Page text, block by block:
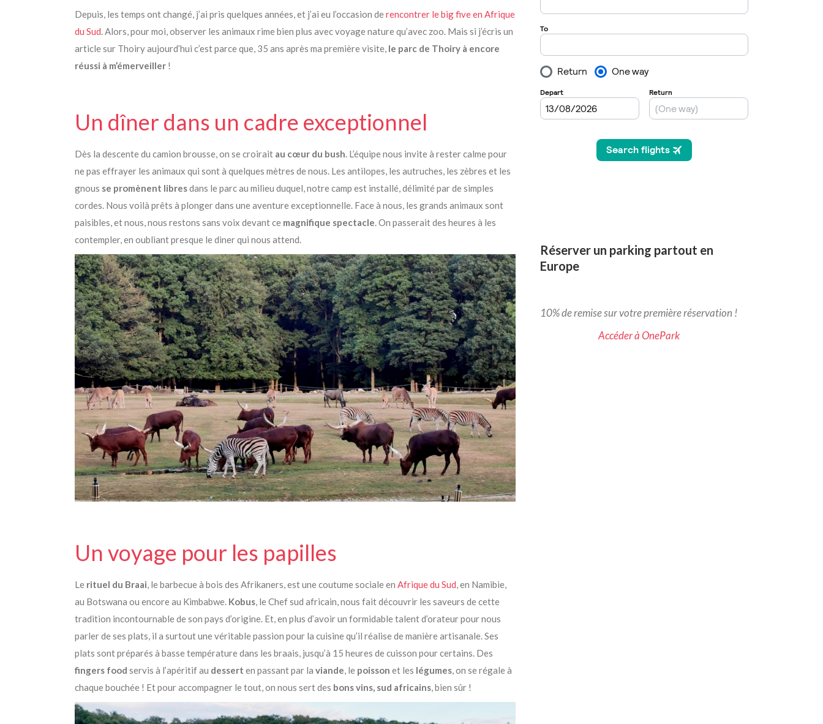
Depuis, les temps ont changé, j’ai pris quelques années, et j’ai eu l’occasion derencontrer le big five en Afrique
du Sud . Alors, pour moi, observer les animaux rime bien plus avec voyage nature qu’avec zoo. Mais si j’écris un
article sur Thoiry aujourd’hui c’est parce que, 35 ans après ma première visite, le parc de Thoiry à encore
réussi à m’émerveiller !
Un dîner dans un cadre exceptionnel
Dès la descente du camion brousse, on se croirait au cœur du bush . L’équipe nous invite à rester calme pour
ne pas effrayer les animaux qui sont à quelques mètres de nous. Les antilopes, les autruches, les zèbres et les
gnous se promènent libresdans le parc au milieu duquel, notre camp est installé, délimité par de simples
cordes. Nous voilà prêts à plonger dans une aventure exceptionnelle. Face à nous, les grands animaux sont
paisibles, et nous, nous restons sans voix devant ce magnifique spectacle . On passerait des heures à les
contempler, en oubliant presque le diner qui nous attend.
Un voyage pour les papilles
Le rituel du Braai, le barbecue à bois des Afrikaners, est une coutume sociale en Afrique du Sud, en Namibie,
au Botswana ou encore au Kimbabwe. Kobus, le Chef sud africain, nous fait découvrir les saveurs de cette
tradition incontournable de son pays d’origine. Et, en plus d’avoir un formidable talent d’orateur pour nous
parler de ses plats, il a surtout une véritable passion pour la cuisine qu’il réalise de manière artisanale. Ses
plats sont préparés à basse température dans les braais, jusqu’à 15 heures de cuisson pour certains. Des
fingers food servis à l’apéritif au dessert en passant par la viande, le poisson et les légumes, on se régale à
chaque bouchée ! Et pour accompagner le tout, on nous sert des bons vins, sud africains, bien sûr !
Réserver un parking partout en
Europe
10% de remise sur votre première réservation !
Accéder à OnePark